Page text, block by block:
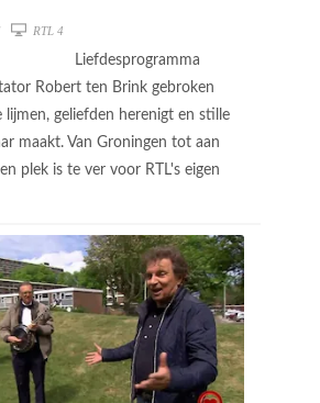
RTL 4
Liefdesprogramma
Robert ten Brink gebroken
lijmen, geliefden herenigt en stille
maakt. Van Groningen tot aan
plek is te ver voor RTL's eigen